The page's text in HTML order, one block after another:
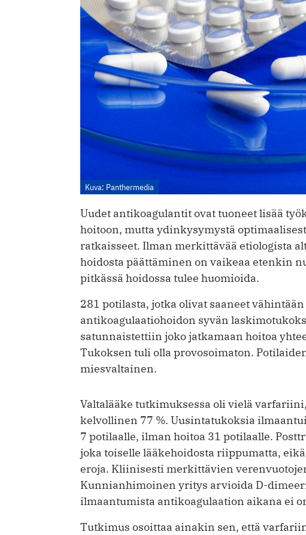
Kuva: Panthermedia
Uudet antikoagulantit ovat tuoneet lisää
hoitoon, mutta ydinkysymystä
ratkaisseet. Ilman merkittävää etiologista
hoidosta päättäminen on vaikeaa etenkin
pitkässä hoidossa tulee huomioida.
281 potilasta, jotka olivat saaneet
antikoagulaatiohoidon syvän
satunnaistettiin joko jatkamaan hoitoa
Tukoksen tuli olla provosoimaton.
mies­valtainen.
Valtalääke tutkimuksessa oli vielä
kelvollinen 77 %. Uusintatukoksia
7 potilaalle, ilman hoitoa 31 potilaalle.
joka toiselle lääkehoidosta riippumatta,
eroja. Kliinisesti merkittävien
Kunnianhimoinen yritys arvioida D-
ilmaantumista anti­koagulaation aikana ei
Tutkimus osoittaa ainakin sen, että